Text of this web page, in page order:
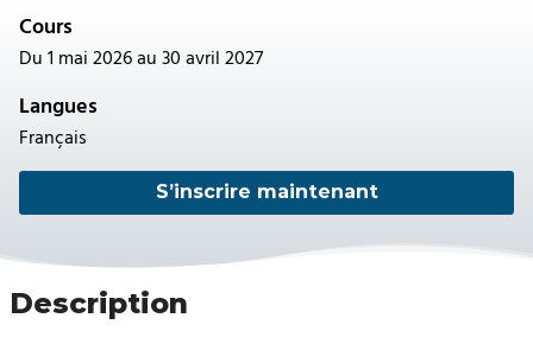
Cours
Du 1 mai 2026 au 30 avril 2027
Langues
Français
S’inscrire maintenant
Description